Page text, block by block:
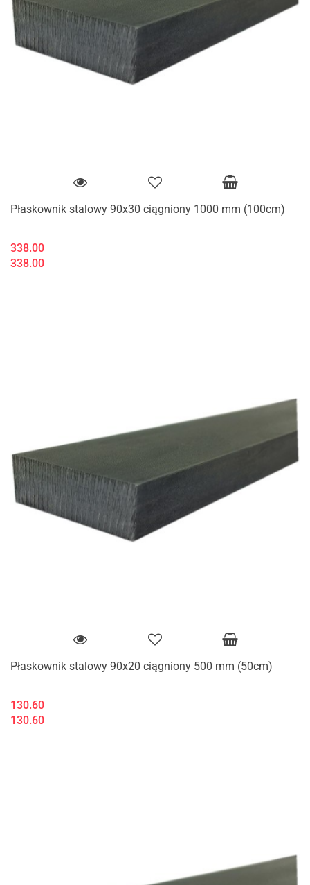
Płaskownik stalowy 90x30 ciągniony 1000 mm (100cm)
338.00
338.00
Płaskownik stalowy 90x20 ciągniony 500 mm (50cm)
130.60
130.60